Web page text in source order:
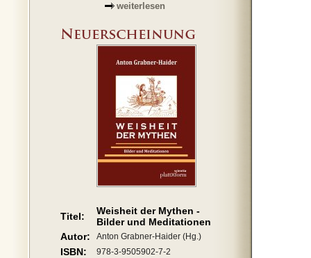
weiterlesen
Titel:
Weisheit der Mythen -
Bilder und Meditationen
Autor:
Anton Grabner-Haider (Hg.)
ISBN: 978-3-9505902-7-2